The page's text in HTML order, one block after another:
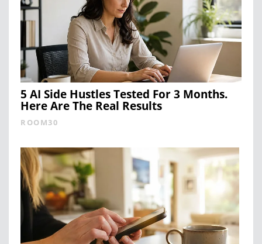
5 AI Side Hustles Tested For 3 Months.
Here Are The Real Results
ROOM30